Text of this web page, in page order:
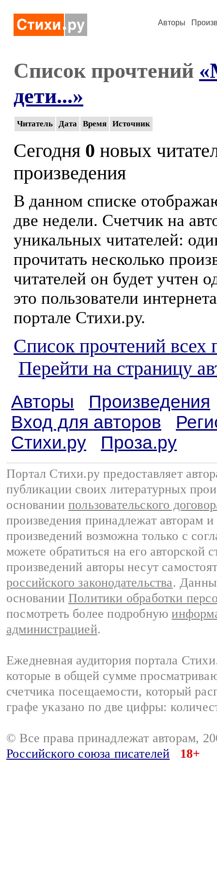
Авторы
Список прочтений
дети...»
Читатель Дата Время Источник
Сегодня 0 новых
произведения
В данном списке
две недели. Счетчик на
уникальных читателей:
прочитать несколько
читателей он будет учтен
это пользователи
портале Стихи.ру.
Список прочтений всех
Перейти на страницу
Авторы
Произведения
Вход для авторов
Стихи.ру
Проза.ру
Портал Стихи.ру предоставляет
публикации своих литературных
основании пользовательского
произведения принадлежат авторам
произведений возможна только с
можете обратиться на его авторской
произведений авторы несут
российского законодательства.
основании Политики обработки
посмотреть более подробную
администрацией.
Ежедневная аудитория портала
которые в общей сумме
счетчика посещаемости, который
графе указано по две цифры:
© Все права принадлежат авторам,
Российского союза писателей
18+